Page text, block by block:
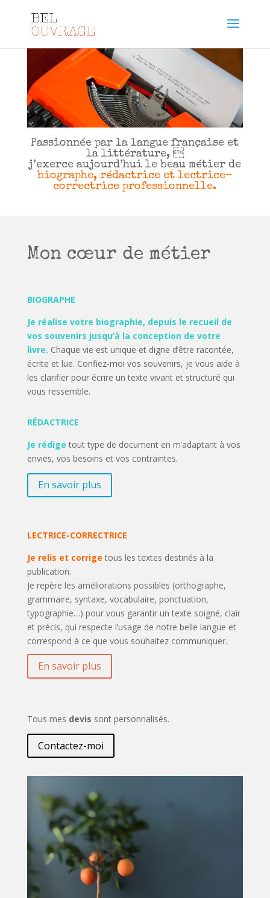
Passionnée par la langue française et
la littérature, 
j’exerce aujourd’hui le beau métier de
biographe, rédactrice et lectrice-
correctrice professionnelle.
Mon cœur de métier
BIOGRAPHE
Je réalise votre biographie, depuis le recueil de
vos souvenirs jusqu’à la conception de votre
livre. Chaque vie est unique et digne d’être racontée,
écrite et lue. Confiez-moi vos souvenirs, je vous aide à
les clarifier pour écrire un texte vivant et structuré qui
vous ressemble.
RÉDACTRICE
Je rédige tout type de document en m’adaptant à vos
envies, vos besoins et vos contraintes.
En savoir plus
LECTRICE-CORRECTRICE
Je relis et corrige tous les textes destinés à la
publication.
Je repère les améliorations possibles (orthographe,
grammaire, syntaxe, vocabulaire, ponctuation,
typographie…) pour vous garantir un texte soigné, clair
et précis, qui respecte l’usage de notre belle langue et
correspond à ce que vous souhaitez communiquer.
En savoir plus
Tous mes devis sont personnalisés.
Contactez-moi